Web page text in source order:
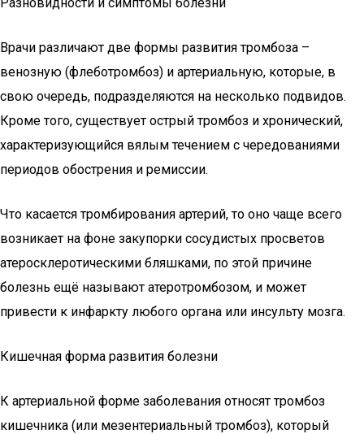
Врачи различают две формы развития тромбоза –
венозную (флеботромбоз) и артериальную, которые, в
свою очередь, подразделяются на несколько подвидов.
Кроме того, существует острый тромбоз и хронический,
характеризующийся вялым течением с чередованиями
периодов обострения и ремиссии.
Что касается тромбирования артерий, то оно чаще всего
возникает на фоне закупорки сосудистых просветов
атеросклеротическими бляшками, по этой причине
болезнь ещё называют атеротромбозом, и может
привести к инфаркту любого органа или инсульту мозга.
Кишечная форма развития болезни
К артериальной форме заболевания относят тромбоз
кишечника (или мезентериальный тромбоз), который